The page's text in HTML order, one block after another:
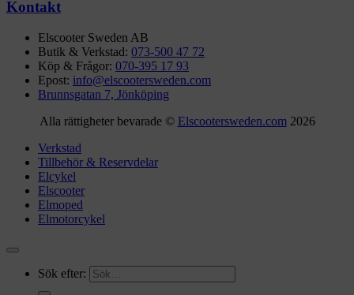
Kontakt
Elscooter Sweden AB
Butik & Verkstad: 073-500 47 72
Köp & Frågor: 070-395 17 93
Epost: info@elscootersweden.com
Brunnsgatan 7, Jönköping
Alla rättigheter bevarade © Elscootersweden.com 2026
Verkstad
Tillbehör & Reservdelar
Elcykel
Elscooter
Elmoped
Elmotorcykel
Sök efter: